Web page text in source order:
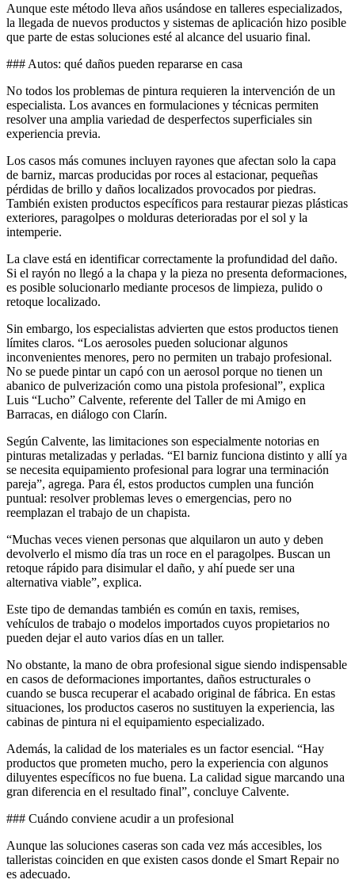
Aunque este método lleva años usándose en talleres especializados,
la llegada de nuevos productos y sistemas de aplicación hizo posible
que parte de estas soluciones esté al alcance del usuario final.
### Autos: qué daños pueden repararse en casa
No todos los problemas de pintura requieren la intervención de un
especialista. Los avances en formulaciones y técnicas permiten
resolver una amplia variedad de desperfectos superficiales sin
experiencia previa.
Los casos más comunes incluyen rayones que afectan solo la capa
de barniz, marcas producidas por roces al estacionar, pequeñas
pérdidas de brillo y daños localizados provocados por piedras.
También existen productos específicos para restaurar piezas plásticas
exteriores, paragolpes o molduras deterioradas por el sol y la
intemperie.
La clave está en identificar correctamente la profundidad del daño.
Si el rayón no llegó a la chapa y la pieza no presenta deformaciones,
es posible solucionarlo mediante procesos de limpieza, pulido o
retoque localizado.
Sin embargo, los especialistas advierten que estos productos tienen
límites claros. “Los aerosoles pueden solucionar algunos
inconvenientes menores, pero no permiten un trabajo profesional.
No se puede pintar un capó con un aerosol porque no tienen un
abanico de pulverización como una pistola profesional”, explica
Luis “Lucho” Calvente, referente del Taller de mi Amigo en
Barracas, en diálogo con Clarín.
Según Calvente, las limitaciones son especialmente notorias en
pinturas metalizadas y perladas. “El barniz funciona distinto y allí ya
se necesita equipamiento profesional para lograr una terminación
pareja”, agrega. Para él, estos productos cumplen una función
puntual: resolver problemas leves o emergencias, pero no
reemplazan el trabajo de un chapista.
“Muchas veces vienen personas que alquilaron un auto y deben
devolverlo el mismo día tras un roce en el paragolpes. Buscan un
retoque rápido para disimular el daño, y ahí puede ser una
alternativa viable”, explica.
Este tipo de demandas también es común en taxis, remises,
vehículos de trabajo o modelos importados cuyos propietarios no
pueden dejar el auto varios días en un taller.
No obstante, la mano de obra profesional sigue siendo indispensable
en casos de deformaciones importantes, daños estructurales o
cuando se busca recuperar el acabado original de fábrica. En estas
situaciones, los productos caseros no sustituyen la experiencia, las
cabinas de pintura ni el equipamiento especializado.
Además, la calidad de los materiales es un factor esencial. “Hay
productos que prometen mucho, pero la experiencia con algunos
diluyentes específicos no fue buena. La calidad sigue marcando una
gran diferencia en el resultado final”, concluye Calvente.
### Cuándo conviene acudir a un profesional
Aunque las soluciones caseras son cada vez más accesibles, los
talleristas coinciden en que existen casos donde el Smart Repair no
es adecuado.